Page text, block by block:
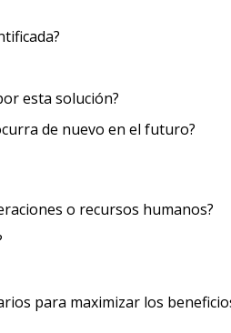
esta solución?
de nuevo en el futuro?
o recursos humanos?
para maximizar los